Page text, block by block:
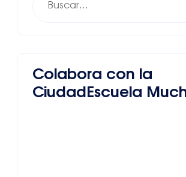
Colabora con la
CiudadEscuela